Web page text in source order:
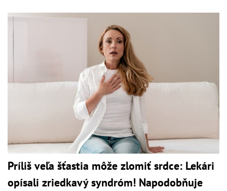
Príliš veľa šťastia môže zlomiť srdce: Lekári
opísali zriedkavý syndróm! Napodobňuje